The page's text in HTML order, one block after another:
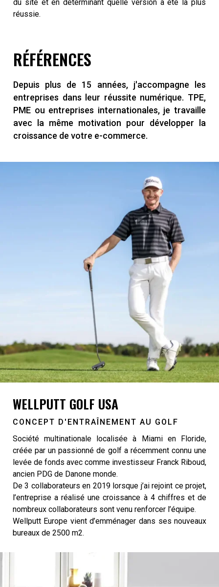
du site et en déterminant quelle version a été la plus
réussie.
RÉFÉRENCES
Depuis plus de 15 années, j'accompagne les
entreprises dans leur réussite numérique. TPE,
PME ou entreprises internationales, je travaille
avec la même motivation pour développer la
croissance de votre e-commerce.
WELLPUTT GOLF USA
CONCEPT D'ENTRAÎNEMENT AU GOLF
Société multinationale localisée à Miami en Floride,
créée par un passionné de golf a récemment connu une
levée de fonds avec comme investisseur Franck Riboud,
ancien PDG de Danone monde.
De 3 collaborateurs en 2019 lorsque j’ai rejoint ce projet,
l’entreprise a réalisé une croissance à 4 chiffres et de
nombreux collaborateurs sont venu renforcer l’équipe.
Wellputt Europe vient d’emménager dans ses nouveaux
bureaux de 2500 m2.